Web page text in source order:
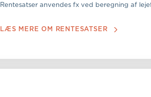
Rentesatser anvendes fx ved beregning af
LÆS MERE OM RENTESATSER